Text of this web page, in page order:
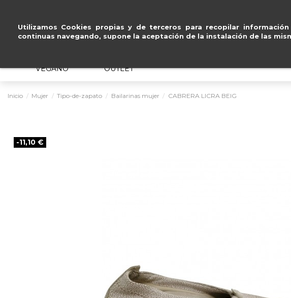
Utilizamos Cookies propias y de terceros para recopilar
continuas navegando, supone la aceptación de la instalación de las
VEGANO OUTLET
Inicio Mujer Tipo-de-zapato Bailarinas mujer CABRERA LICRA BEIG
-11,10 €